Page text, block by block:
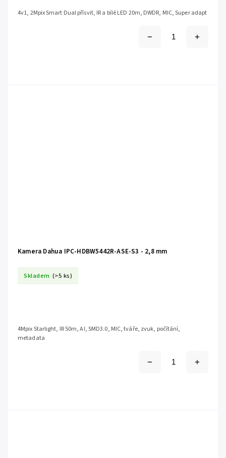
4v1, 2Mpix Smart Dual přísvit, IR a bílé LED 20m, DWDR, MIC, Super adapt
Kamera Dahua IPC-HDBW5442R-ASE-S3 - 2,8 mm
Skladem (>5 ks)
4Mpix Starlight, IR 50m, AI, SMD3.0, MIC, tváře, zvuk, počítání,